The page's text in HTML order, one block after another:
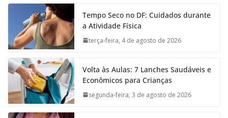
Tempo Seco no DF: Cuidados durante
a Atividade Física
terça-feira, 4 de agosto de 2026
Volta às Aulas: 7 Lanches Saudáveis e
Econômicos para Crianças
segunda-feira, 3 de agosto de 2026